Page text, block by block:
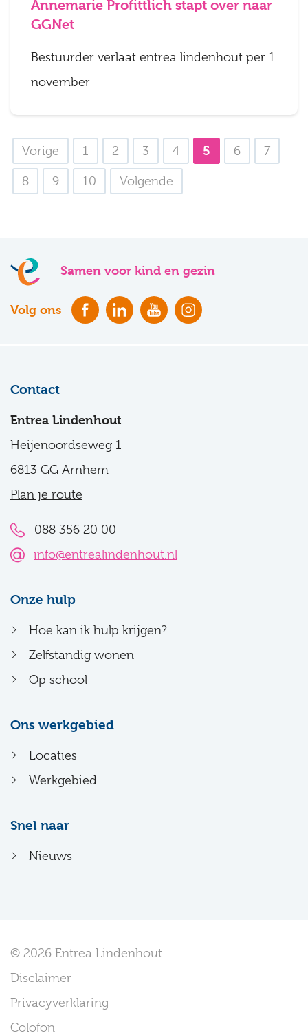
Annemarie Profittlich stapt over naar
GGNet
Bestuurder verlaat entrea lindenhout per 1
november
Vorige 1 2 3 4 5 6 7
8 9 10 Volgende
Samen voor kind en gezin
Volg ons
Contact
Entrea Lindenhout
Heijenoordseweg 1
6813 GG Arnhem
Plan je route
088 356 20 00
info@entrealindenhout.nl
Onze hulp
Hoe kan ik hulp krijgen?
Zelfstandig wonen
Op school
Ons werkgebied
Locaties
Werkgebied
Snel naar
Nieuws
© 2026 Entrea Lindenhout
Disclaimer
Privacyverklaring
Colofon